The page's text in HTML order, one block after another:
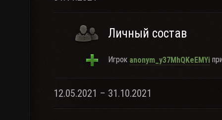
Личный состав
Игрок anonym_y37MhQKeEMYi
12.05.2021 – 31.10.2021